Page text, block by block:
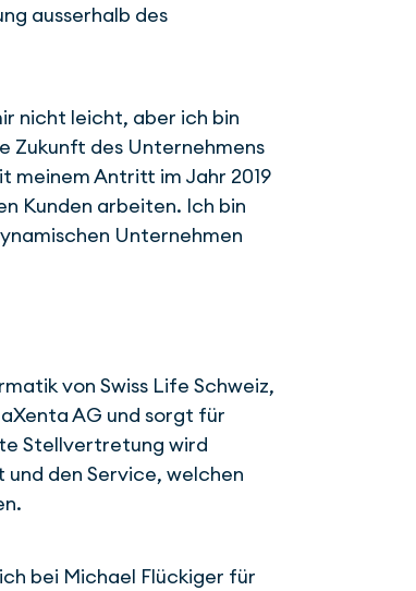
ausserhalb des
nicht leicht, aber ich bin
Zukunft des Unternehmens
meinem Antritt im Jahr 2019
Kunden arbeiten. Ich bin
Unternehmen
von Swiss Life Schweiz,
AG und sorgt für
Stellvertretung wird
den Service, welchen
bei Michael Flückiger für